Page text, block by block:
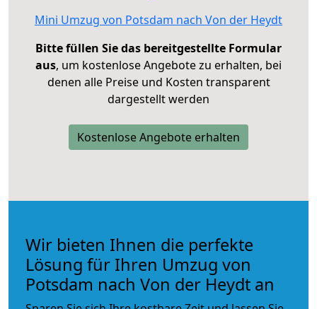
Mini Umzug von Potsdam nach Von der Heydt
Bitte füllen Sie das bereitgestellte Formular
aus, um kostenlose Angebote zu erhalten, bei
denen alle Preise und Kosten transparent
dargestellt werden
Kostenlose Angebote erhalten
Wir bieten Ihnen die perfekte
Lösung für Ihren Umzug von
Potsdam nach Von der Heydt an